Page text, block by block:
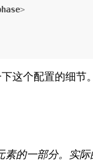
>
这个配置的细节
素的一部分。实